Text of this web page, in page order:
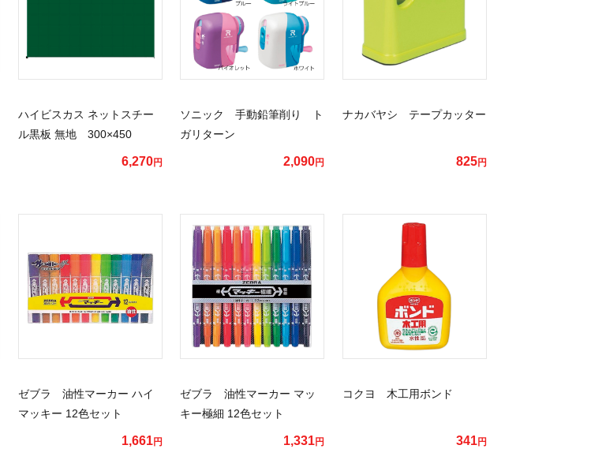
ハイビスカス ネットスチー
ル黒板 無地 300×450
6,270円
ソニック 手動鉛筆削り ト
ガリターン
2,090円
ナカバヤシ テープカッター
825円
ゼブラ 油性マーカー ハイ
マッキー 12色セット
1,661円
ゼブラ 油性マーカー マッ
キー極細 12色セット
1,331円
コクヨ 木工用ボンド
341円